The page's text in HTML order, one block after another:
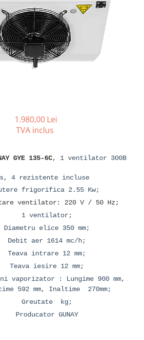
R134a
R404a
1.980,00 Lei
TVA inclus
GYE 135-6C, 1 ventilator 300B
4 rezistente incluse
frigorifica 2.55 Kw;
ventilator: 220 V / 50 Hz;
1 ventilator;
Diametru elice 350 mm;
Debit aer 1614 mc/h;
Teava intrare 12 mm;
Teava iesire 12 mm;
vaporizator : Lungime 900 mm,
592 mm, Inaltime 270mm;
Greutate kg;
Producator GUNAY